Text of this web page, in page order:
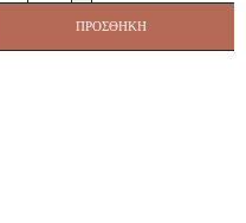
Ρικότα
&
ΠΡΟΣΘΉΚΗ